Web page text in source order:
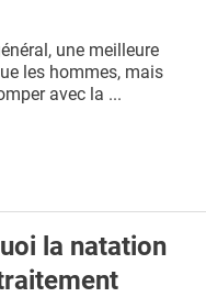
une meilleure
les hommes, mais
avec la ...
la natation